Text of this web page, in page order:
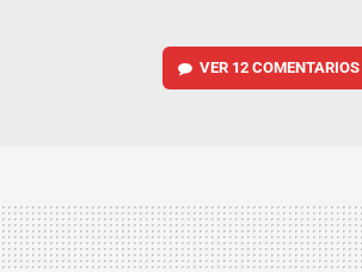
VER 12 COMENTARIOS